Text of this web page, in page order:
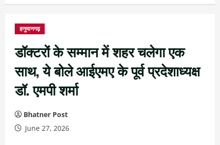
हनुमानगढ़
डॉक्टरों के सम्मान में शहर चलेगा एक
साथ, ये बोले आईएमए के पूर्व प्रदेशाध्यक्ष
डॉ. एमपी शर्मा
Bhatner Post
June 27, 2026